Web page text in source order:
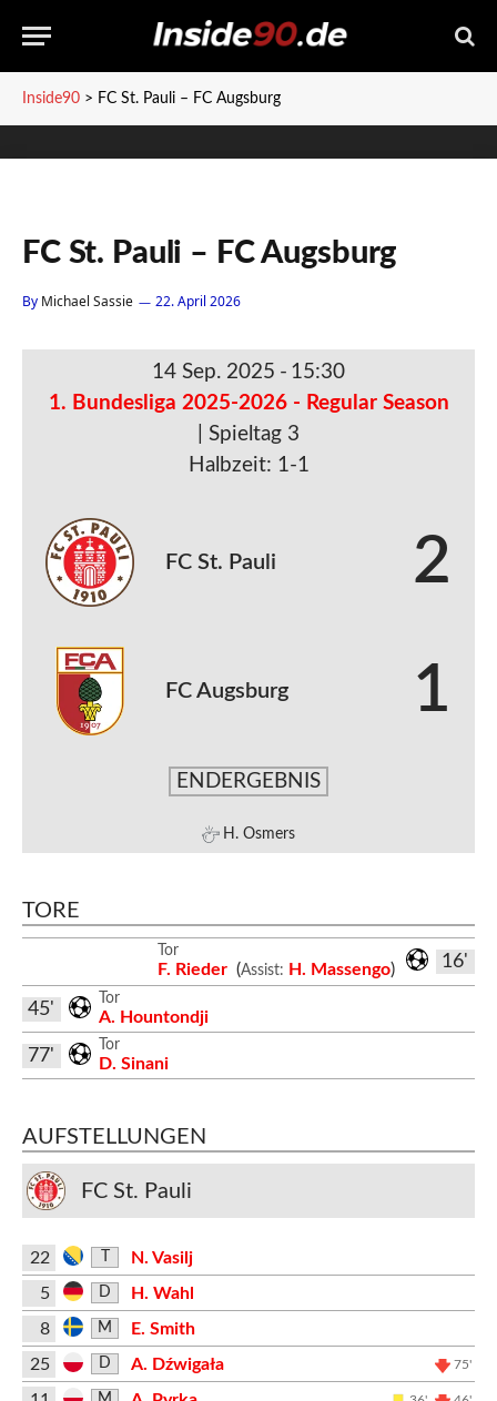
Inside90 > FC St. Pauli – FC Augsburg
FC St. Pauli – FC Augsburg
By Michael Sassie 22. April 2026
14 Sep. 2025 - 15:30
1. Bundesliga 2025-2026 - Regular Season
| Spieltag 3
Halbzeit: 1-1
FC St. Pauli 2
FC Augsburg 1
ENDERGEBNIS
H. Osmers
TORE
16'
Tor
F. Rieder (Assist: H. Massengo)
Tor
A. Hountondji
45'
Tor
D. Sinani
77'
AUFSTELLUNGEN
FC St. Pauli
22
N. Vasilj
5
D
H. Wahl
8
M
E. Smith
25
D A. Dźwigała 75'